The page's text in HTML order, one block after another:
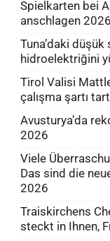
Spielkarten bei
anschlagen 2026
Tuna’daki düşük
hidroelektriğini
Tirol Valisi
çalışma şartı
Avusturya’da
2026
Viele
Das sind die
2026
Traiskirchens
steckt in Ihnen,